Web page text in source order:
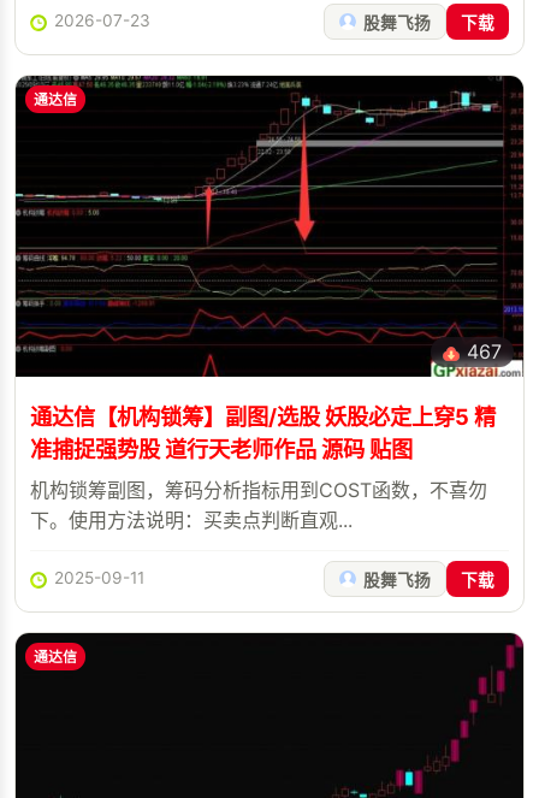
2026-07-23 股舞飞扬 下载
通达信
467
通达信【机构锁筹】副图/选股 妖股必定上穿5 精
准捕捉强势股 道行天老师作品 源码 贴图
机构锁筹副图，筹码分析指标用到COST函数，不喜勿
下。使用方法说明：买卖点判断直观...
2025-09-11 股舞飞扬 下载
通达信